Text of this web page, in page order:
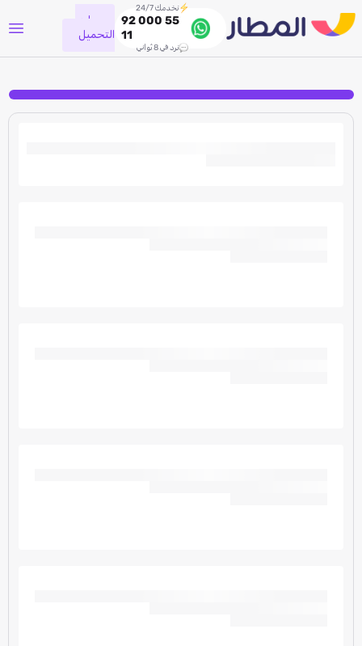
نخدمك 24/7
92 000 55
11
نرد في 8 ثواني
جاري
التحميل